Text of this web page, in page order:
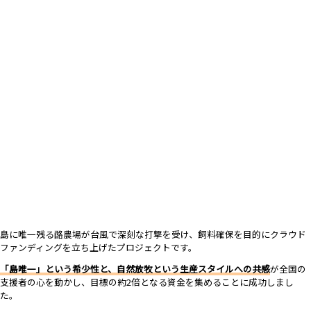
島に唯一残る酪農場が台風で深刻な打撃を受け、飼料確保を目的にクラウド
ファンディングを立ち上げたプロジェクトです。
「島唯一」という希少性と、自然放牧という生産スタイルへの共感が全国の
支援者の心を動かし、目標の約2倍となる資金を集めることに成功しまし
た。